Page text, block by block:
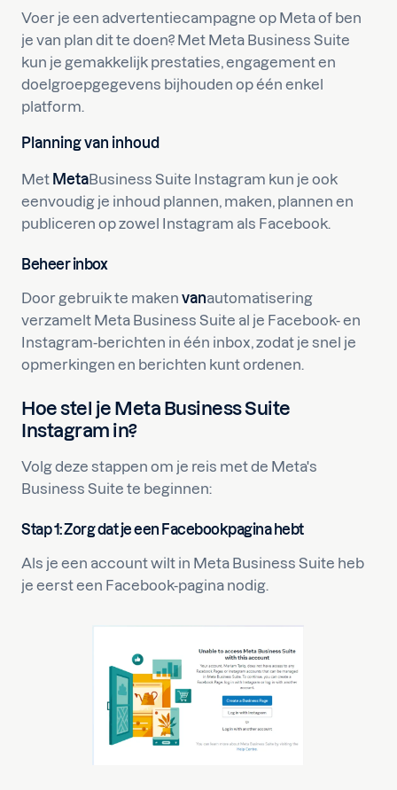
Voer je een advertentiecampagne op Meta of ben
je van plan dit te doen? Met Meta Business Suite
kun je gemakkelijk prestaties, engagement en
doelgroepgegevens bijhouden op één enkel
platform.
Planning van inhoud
Met MetaBusiness Suite Instagram kun je ook
eenvoudig je inhoud plannen, maken, plannen en
publiceren op zowel Instagram als Facebook.
Beheer inbox
Door gebruik te maken vanautomatisering
verzamelt Meta Business Suite al je Facebook- en
Instagram-berichten in één inbox, zodat je snel je
opmerkingen en berichten kunt ordenen.
Hoe stel je Meta Business Suite
Instagram in?
Volg deze stappen om je reis met de Meta's
Business Suite te beginnen:
Stap 1: Zorg dat je een Facebookpagina hebt
Als je een account wilt in Meta Business Suite heb
je eerst een Facebook-pagina nodig.